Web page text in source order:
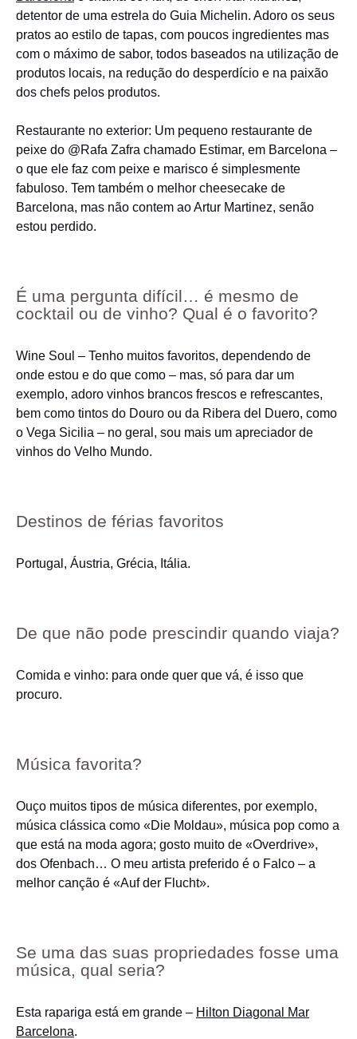
detentor de uma estrela do Guia Michelin. Adoro os seus
pratos ao estilo de tapas, com poucos ingredientes mas
com o máximo de sabor, todos baseados na utilização de
produtos locais, na redução do desperdício e na paixão
dos chefs pelos produtos.
Restaurante no exterior: Um pequeno restaurante de
peixe do @Rafa Zafra chamado Estimar, em Barcelona –
o que ele faz com peixe e marisco é simplesmente
fabuloso. Tem também o melhor cheesecake de
Barcelona, mas não contem ao Artur Martinez, senão
estou perdido.
É uma pergunta difícil… é mesmo de
cocktail ou de vinho? Qual é o favorito?
Wine Soul – Tenho muitos favoritos, dependendo de
onde estou e do que como – mas, só para dar um
exemplo, adoro vinhos brancos frescos e refrescantes,
bem como tintos do Douro ou da Ribera del Duero, como
o Vega Sicilia – no geral, sou mais um apreciador de
vinhos do Velho Mundo.
Destinos de férias favoritos
Portugal, Áustria, Grécia, Itália.
De que não pode prescindir quando viaja?
Comida e vinho: para onde quer que vá, é isso que
procuro.
Música favorita?
Ouço muitos tipos de música diferentes, por exemplo,
música clássica como «Die Moldau», música pop como a
que está na moda agora; gosto muito de «Overdrive»,
dos Ofenbach… O meu artista preferido é o Falco – a
melhor canção é «Auf der Flucht».
Se uma das suas propriedades fosse uma
música, qual seria?
Esta rapariga está em grande – Hilton Diagonal Mar
Barcelona.